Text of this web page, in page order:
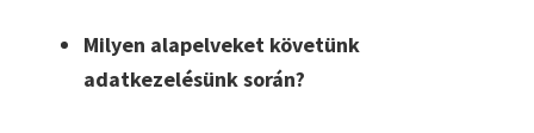
Milyen alapelveket követünk
adatkezelésünk során?